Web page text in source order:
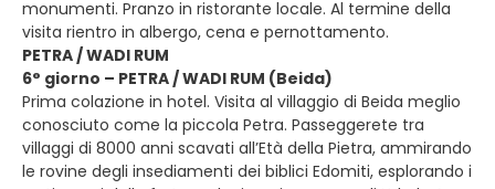
monumenti. Pranzo in ristorante locale. Al termine della
visita rientro in albergo, cena e pernottamento.
PETRA / WADI RUM
6° giorno – PETRA / WADI RUM (Beida)
Prima colazione in hotel. Visita al villaggio di Beida meglio
conosciuto come la piccola Petra. Passeggerete tra
villaggi di 8000 anni scavati all’Età della Pietra, ammirando
le rovine degli insediamenti dei biblici Edomiti, esplorando i